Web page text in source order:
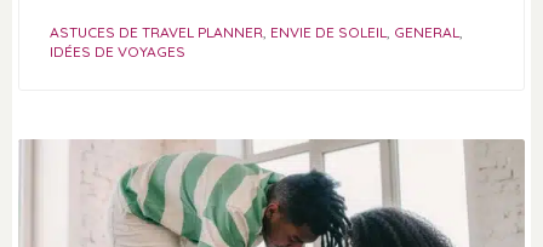
ASTUCES DE TRAVEL PLANNER ENVIE DE SOLEIL GENERAL
IDÉES DE VOYAGES